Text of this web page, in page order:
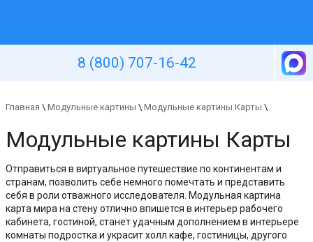
8 (800) 707-16-42
Главная \ Модульные картины \ Модульные картины Карты \
Модульные картины Карты
Отправиться в виртуальное путешествие по континентам и
странам, позволить себе немного помечтать и представить
себя в роли отважного исследователя. Модульная картина
карта мира на стену отлично впишется в интерьер рабочего
кабинета, гостиной, станет удачным дополнением в интерьере
комнаты подростка и украсит холл кафе, гостиницы, другого